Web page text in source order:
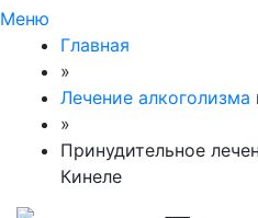
Меню
Главная
»
Лечение алкоголизма
»
Принудительное
Кинеле